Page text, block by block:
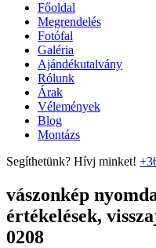
Főoldal
Megrendelés
Fotófal
Galéria
Ajándékutalvány
Rólunk
Árak
Vélemények
Blog
Montázs
Segíthetünk? Hívj minket!
vászonkép
értékelések,
0208